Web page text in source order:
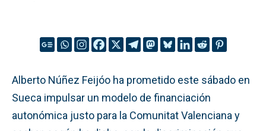
Alberto Núñez Feijóo ha prometido este sábado en
Sueca impulsar un modelo de financiación
autonómica justo para la Comunitat Valenciana y